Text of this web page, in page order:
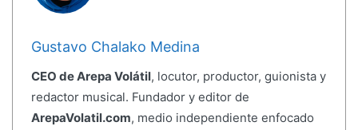
Gustavo Chalako Medina
CEO de Arepa Volátil, locutor, productor, guionista y
redactor musical. Fundador y editor de
ArepaVolatil.com, medio independiente enfocado